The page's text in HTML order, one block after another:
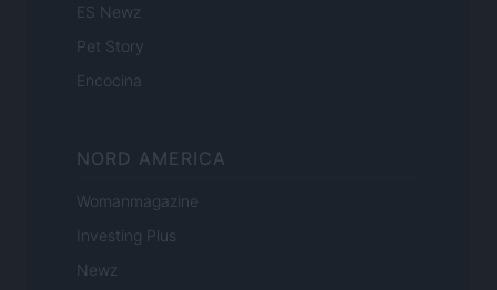
ES Newz
Pet Story
Encocina
NORD AMERICA
Womanmagazine
Investing Plus
Newz